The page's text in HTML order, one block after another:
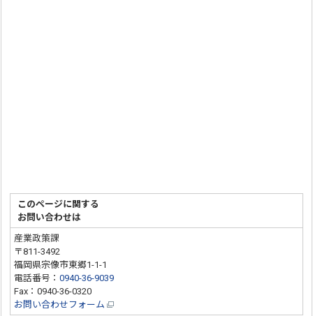
このページに関する
お問い合わせは
産業政策課
〒811-3492
福岡県宗像市東郷1-1-1
電話番号：0940-36-9039
Fax：0940-36-0320
お問い合わせフォーム